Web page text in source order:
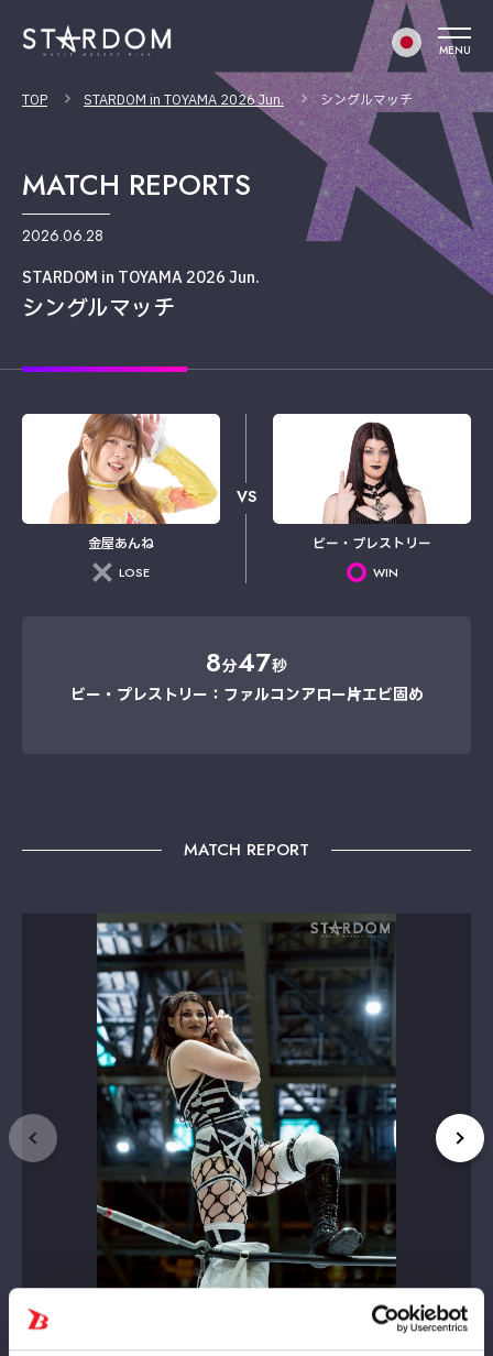
MENU
TOP STARDOM in TOYAMA 2026 Jun. シングルマッチ
MATCH REPORTS
2026.06.28
STARDOM in TOYAMA 2026 Jun.
シングルマッチ
金屋あんね
LOSE
VS
ビー・プレストリー
WIN
8分47秒
ビー・プレストリー：ファルコンアロー→片エビ固め
MATCH REPORT